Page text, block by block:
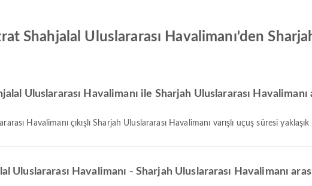
Shahjalal Uluslararası Havalimanı'den
Uluslararası Havalimanı ile Sharjah Uluslararası
Havalimanı çıkışlı Sharjah Uluslararası Havalimanı varışlı uçuş süresi
Uluslararası Havalimanı - Sharjah Uluslararası Havalimanı